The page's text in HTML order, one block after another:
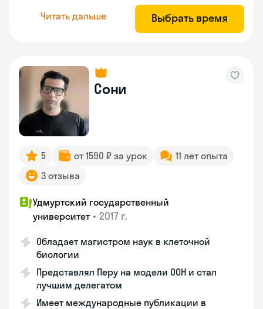
Читать дальше Выбрать время
Сони
5 от 1590 ₽ за урок
11 лет опыта
3 отзыва
Удмуртский государственный
университет • 2017 г.
Обладает магистром наук в клеточной
биологии
Представлял Перу на модели ООН и стал
лучшим делегатом
Имеет международные публикации в